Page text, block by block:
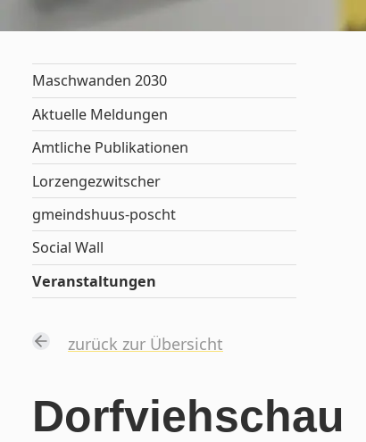
Maschwanden 2030
Aktuelle Meldungen
Amtliche Publikationen
Lorzengezwitscher
gmeindshuus-poscht
Social Wall
Veranstaltungen
zurück zur Übersicht
Dorfviehschau